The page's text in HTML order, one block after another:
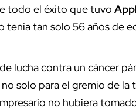
todo el éxito que tuvo
tenía tan solo 56 años de
lucha contra un cáncer
no solo para el gremio de la
no hubiera